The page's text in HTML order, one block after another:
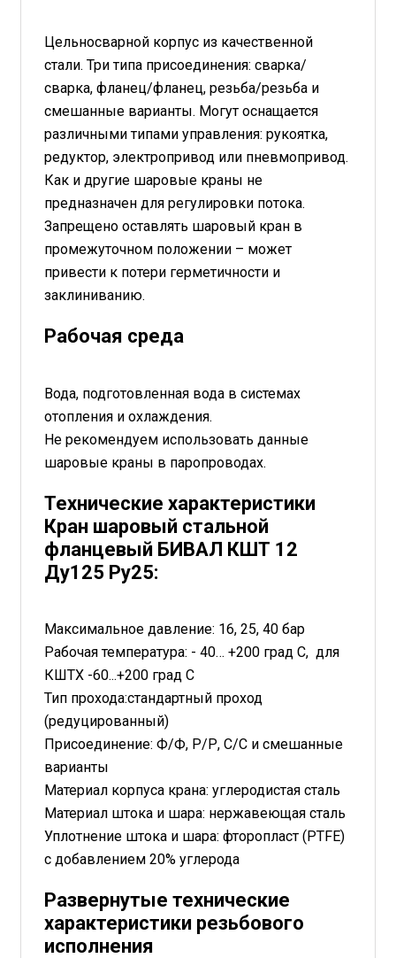
Цельносварной корпус из качественной
стали. Три типа присоединения: сварка/
сварка, фланец/фланец, резьба/резьба и
смешанные варианты. Могут оснащается
различными типами управления: рукоятка,
редуктор, электропривод или пневмопривод.
Как и другие шаровые краны не
предназначен для регулировки потока.
Запрещено оставлять шаровый кран в
промежуточном положении – может
привести к потери герметичности и
заклиниванию.
Рабочая среда
Вода, подготовленная вода в системах
отопления и охлаждения.
Не рекомендуем использовать данные
шаровые краны в паропроводах.
Технические характеристики
Кран шаровый стальной
фланцевый БИВАЛ КШТ 12
Ду125 Ру25:
Максимальное давление: 16, 25, 40 бар
Рабочая температура: - 40… +200 град С, для
КШТХ -60...+200 град С
Тип прохода:стандартный проход
(редуцированный)
Присоединение: Ф/Ф, Р/Р, С/С и смешанные
варианты
Материал корпуса крана: углеродистая сталь
Материал штока и шара: нержавеющая сталь
Уплотнение штока и шара: фторопласт (PTFE)
с добавлением 20% углерода
Развернутые технические
характеристики резьбового
исполнения